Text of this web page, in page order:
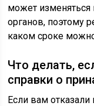
может изменяться
органов, поэтому
каком сроке
Что делать,
справки о
Если вам отказали